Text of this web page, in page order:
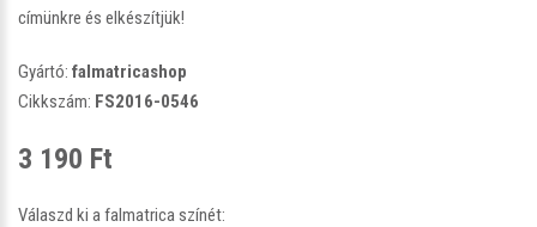
címünkre és elkészítjük!
Gyártó: falmatricashop
Cikkszám: FS2016-0546
3 190 Ft
Válaszd ki a falmatrica színét: